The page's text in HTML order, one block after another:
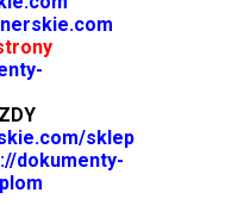
sklep
dokumenty-